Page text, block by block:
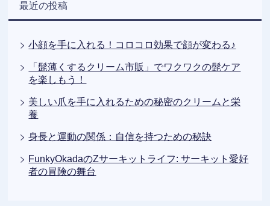
最近の投稿
小顔を手に入れる！コロコロ効果で顔が変わる♪
「髭薄くするクリーム市販」でワクワクの髭ケア
を楽しもう！
美しい爪を手に入れるための秘密のクリームと栄
養
身長と運動の関係：自信を持つための秘訣
FunkyOkadaのZサーキットライフ: サーキット愛好
者の冒険の舞台